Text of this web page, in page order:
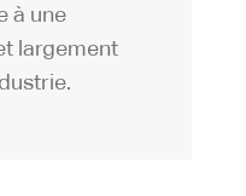
à une
largement